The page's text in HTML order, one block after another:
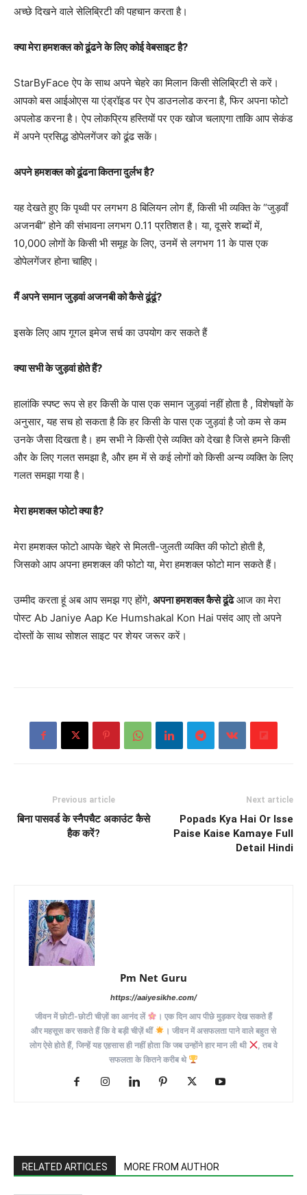
अच्छे दिखने वाले सेलिब्रिटी की पहचान करता है।
क्या मेरा हमशक्ल को ढूंढने के लिए कोई वेबसाइट है?
StarByFace ऐप के साथ अपने चेहरे का मिलान किसी सेलिब्रिटी से करें।
आपको बस आईओएस या एंड्रॉइड पर ऐप डाउनलोड करना है, फिर अपना फोटो
अपलोड करना है। ऐप लोकप्रिय हस्तियों पर एक खोज चलाएगा ताकि आप सेकंड
में अपने प्रसिद्ध डोपेलगेंजर को ढूंढ सकें।
अपने हमशक्ल को ढूंढना कितना दुर्लभ है?
यह देखते हुए कि पृथ्वी पर लगभग 8 बिलियन लोग हैं, किसी भी व्यक्ति के “जुड़वाँ
अजनबी” होने की संभावना लगभग 0.11 प्रतिशत है। या, दूसरे शब्दों में,
10,000 लोगों के किसी भी समूह के लिए, उनमें से लगभग 11 के पास एक
डोपेलगेंजर होना चाहिए।
मैं अपने समान जुड़वां अजनबी को कैसे ढूंढूं?
इसके लिए आप गूगल इमेज सर्च का उपयोग कर सकते हैं
क्या सभी के जुड़वां होते हैं?
हालांकि स्पष्ट रूप से हर किसी के पास एक समान जुड़वां नहीं होता है , विशेषज्ञों के
अनुसार, यह सच हो सकता है कि हर किसी के पास एक जुड़वां है जो कम से कम
उनके जैसा दिखता है। हम सभी ने किसी ऐसे व्यक्ति को देखा है जिसे हमने किसी
और के लिए गलत समझा है, और हम में से कई लोगों को किसी अन्य व्यक्ति के लिए
गलत समझा गया है।
मेरा हमशक्ल फोटो क्या है?
मेरा हमशक्ल फोटो आपके चेहरे से मिलती-जुलती व्यक्ति की फोटो होती है,
जिसको आप अपना हमशक्ल की फोटो या, मेरा हमशक्ल फोटो मान सकते हैं।
उम्मीद करता हूं अब आप समझ गए होंगे, अपना हमशक्ल कैसे ढूंढेआज का मेरा
पोस्ट Ab Janiye Aap Ke Humshakal Kon Hai पसंद आए तो अपने
दोस्तों के साथ सोशल साइट पर शेयर जरूर करें।
Previous article
बिना पासवर्ड के स्नैपचैट अकाउंट कैसे
हैक करें?
Next article
Popads Kya Hai Or Isse
Paise Kaise Kamaye Full
Detail Hindi
Pm Net Guru
https://aaiyesikhe.com/
जीवन में छोटी-छोटी चीज़ों का आनंद लें
। एक दिन आप पीछे मुड़कर देख सकते हैं
और महसूस कर सकते हैं कि वे बड़ी चीज़ें थीं
। जीवन में असफलता पाने वाले बहुत से
लोग ऐसे होते हैं, जिन्हें यह एहसास ही नहीं होता कि जब उन्होंने हार मान ली थी
, तब वे
सफलता के कितने करीब थे
RELATED ARTICLES MORE FROM AUTHOR